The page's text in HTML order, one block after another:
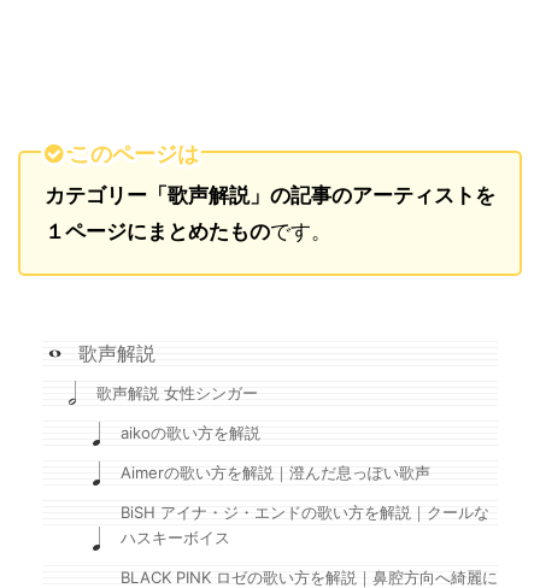
このページは
カテゴリー「歌声解説」の記事のアーティストを
１ページにまとめたものです。
歌声解説
歌声解説 女性シンガー
aikoの歌い方を解説
Aimerの歌い方を解説｜澄んだ息っぽい歌声
BiSH アイナ・ジ・エンドの歌い方を解説｜クールな
ハスキーボイス
BLACK PINK ロゼの歌い方を解説｜鼻腔方向へ綺麗に